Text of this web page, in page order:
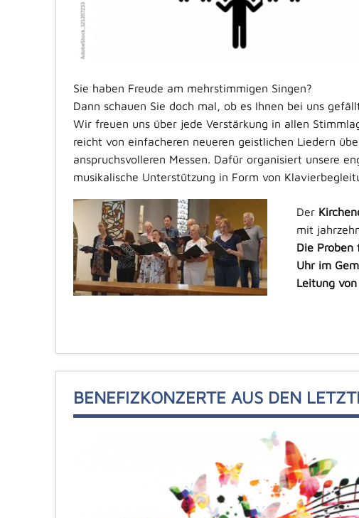
Sie haben Freude am mehrstimmigen Singen?
Dann schauen Sie doch mal, ob es Ihnen bei uns
Wir freuen uns über jede Verstärkung in allen
reicht von einfacheren neueren geistlichen Liedern
anspruchsvolleren Messen. Dafür organisiert unsere
musikalische Unterstützung in Form von
Der
mit
Die Proben
Uhr im
Leitung
BENEFIZKONZERTE AUS DEN